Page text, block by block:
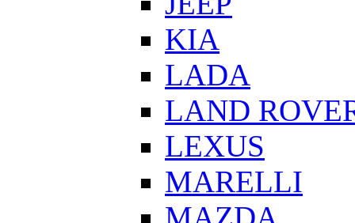
KIA
LADA
LAND
LEXUS
MARELLI